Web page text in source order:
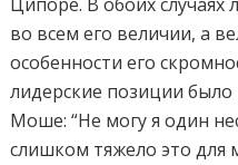
во всем его величии, а
особенности его
лидерские позиции
Моше: “Не могу я один
слишком тяжело это для